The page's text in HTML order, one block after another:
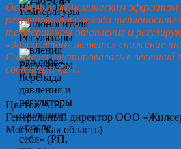
Основным экономическим эффектом
регулирования расхода
температуры отопления и
«Завод Этон» является снижение
Система тестировалась в весенний
составила 42%.
Цветов А.В.
Генеральный директор ООО
Московская область)